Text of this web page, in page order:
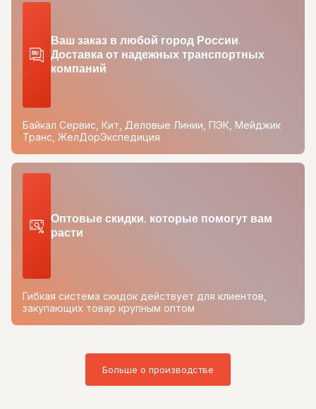
Ваш заказ в любой город России.
Доставка от надежных транспортных
компаний
Байкал Сервис, Кит, Деловые Линии, ПЭК, Мейджик
Транс, ЖелДорЭкспедиция
Оптовые скидки, которые помогут вам
расти
Гибкая система скидок действует для клиентов,
закупающих товар крупным оптом
Больше о производстве